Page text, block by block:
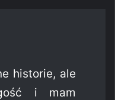
historie, ale
i mam